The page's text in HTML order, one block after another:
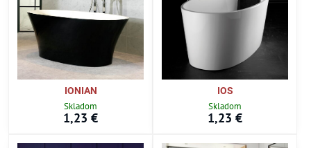
IONIAN
Skladom
1,23 €
IOS
Skladom
1,23 €